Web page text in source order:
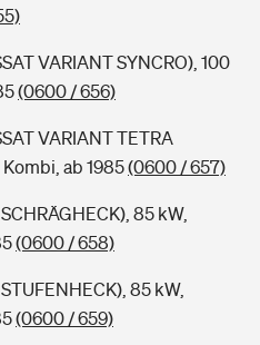
VARIANT SYNCRO), 100
(0600 / 656)
VARIANT TETRA
ab 1985(0600 / 657)
85 kW,
(0600 / 658)
85 kW,
(0600 / 659)